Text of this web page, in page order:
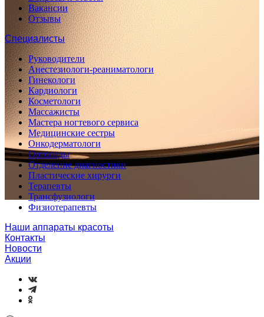
Вакансии
Отзывы
Специалисты
Руководители
Анестезиологи-реаниматологи
Гинекологи
Кардиологи
Косметологи
Массажисты
Мастера ногтевого сервиса
Медицинские сестры
Онкодерматологи
Ортопеды
Отделение диагностики
Пластические хирурги
Терапевты
Трансфузиологи
Физиотерапевты
Наши аппараты красоты
Контакты
Новости
Акции